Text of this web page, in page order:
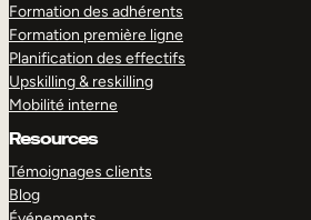
Formation des adhérents
Formation première ligne
Planification des effectifs
Upskilling & reskilling
Mobilité interne
Resources
Témoignages clients
Blog